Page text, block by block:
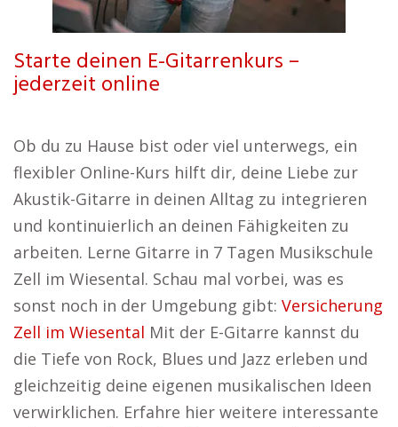
Starte deinen E-Gitarrenkurs –
jederzeit online
Ob du zu Hause bist oder viel unterwegs, ein
flexibler Online-Kurs hilft dir, deine Liebe zur
Akustik-Gitarre in deinen Alltag zu integrieren
und kontinuierlich an deinen Fähigkeiten zu
arbeiten. Lerne Gitarre in 7 Tagen Musikschule
Zell im Wiesental. Schau mal vorbei, was es
sonst noch in der Umgebung gibt: Versicherung
Zell im Wiesental Mit der E-Gitarre kannst du
die Tiefe von Rock, Blues und Jazz erleben und
gleichzeitig deine eigenen musikalischen Ideen
verwirklichen. Erfahre hier weitere interessante